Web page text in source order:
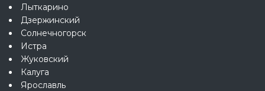
Лыткарино
Дзержинский
Солнечногорск
Истра
Жуковский
Калуга
Ярославль